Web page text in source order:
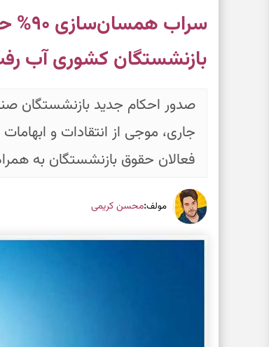
سراب
بازنشستگان کشوری آب
صدور احکام جدید بازنشستگان
جاری، موجی از انتقادات و
فعالان حقوق بازنشستگان به
مولف:محسن کریمی